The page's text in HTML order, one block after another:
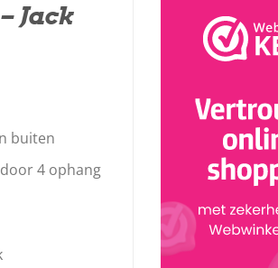
Jack
buiten
4 ophang